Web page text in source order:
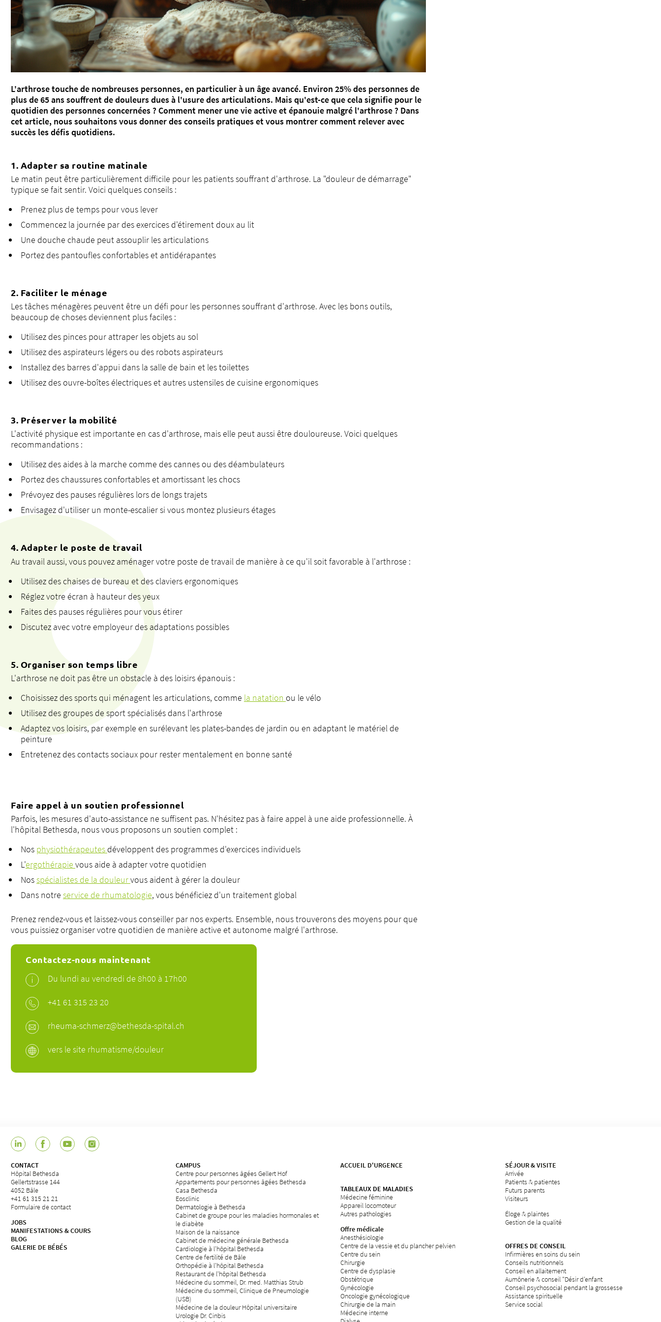
L'arthrose touche de nombreuses personnes, en particulier à un âge avancé. Environ 25% des personnes de
plus de 65 ans souffrent de douleurs dues à l'usure des articulations. Mais qu'est-ce que cela signifie pour le
quotidien des personnes concernées ? Comment mener une vie active et épanouie malgré l'arthrose ? Dans
cet article, nous souhaitons vous donner des conseils pratiques et vous montrer comment relever avec
succès les défis quotidiens.
1. Adapter sa routine matinale
Le matin peut être particulièrement difficile pour les patients souffrant d'arthrose. La "douleur de démarrage"
typique se fait sentir. Voici quelques conseils :
Prenez plus de temps pour vous lever
Commencez la journée par des exercices d'étirement doux au lit
Une douche chaude peut assouplir les articulations
Portez des pantoufles confortables et antidérapantes
2. Faciliter le ménage
Les tâches ménagères peuvent être un défi pour les personnes souffrant d'arthrose. Avec les bons outils,
beaucoup de choses deviennent plus faciles :
Utilisez des pinces pour attraper les objets au sol
Utilisez des aspirateurs légers ou des robots aspirateurs
Installez des barres d'appui dans la salle de bain et les toilettes
Utilisez des ouvre-boîtes électriques et autres ustensiles de cuisine ergonomiques
3. Préserver la mobilité
L'activité physique est importante en cas d'arthrose, mais elle peut aussi être douloureuse. Voici quelques
recommandations :
Utilisez des aides à la marche comme des cannes ou des déambulateurs
Portez des chaussures confortables et amortissant les chocs
Prévoyez des pauses régulières lors de longs trajets
Envisagez d'utiliser un monte-escalier si vous montez plusieurs étages
4. Adapter le poste de travail
Au travail aussi, vous pouvez aménager votre poste de travail de manière à ce qu'il soit favorable à l'arthrose :
Utilisez des chaises de bureau et des claviers ergonomiques
Réglez votre écran à hauteur des yeux
Faites des pauses régulières pour vous étirer
Discutez avec votre employeur des adaptations possibles
5. Organiser son temps libre
L'arthrose ne doit pas être un obstacle à des loisirs épanouis :
Choisissez des sports qui ménagent les articulations, comme la natation ou le vélo
Utilisez des groupes de sport spécialisés dans l'arthrose
Adaptez vos loisirs, par exemple en surélevant les plates-bandes de jardin ou en adaptant le matériel de
peinture
Entretenez des contacts sociaux pour rester mentalement en bonne santé
Faire appel à un soutien professionnel
Parfois, les mesures d'auto-assistance ne suffisent pas. N'hésitez pas à faire appel à une aide professionnelle. À
l'hôpital Bethesda, nous vous proposons un soutien complet :
Nos physiothérapeutes développent des programmes d'exercices individuels
L'ergothérapie vous aide à adapter votre quotidien
Nosspécialistes de la douleurvous aident à gérer la douleur
Dans notre service de rhumatologie, vous bénéficiez d'un traitement global
Prenez rendez-vous et laissez-vous conseiller par nos experts. Ensemble, nous trouverons des moyens pour que
vous puissiez organiser votre quotidien de manière active et autonome malgré l'arthrose.
Contactez-nous maintenant
Du lundi au vendredi de 8h00 à 17h00
+41 61 315 23 20
rheuma-schmerz@bethesda-spital.ch
vers le site rhumatisme/douleur
CONTACT
Hôpital Bethesda
Gellertstrasse 144
4052 Bâle
+41 61 315 21 21
Formulaire de contact
JOBS
MANIFESTATIONS & COURS
BLOG
GALERIE DE BÉBÉS
CAMPUS
Centre pour personnes âgées Gellert Hof
Appartements pour personnes âgées Bethesda
Casa Bethesda
Eosclinic
Dermatologie à Bethesda
Cabinet de groupe pour les maladies hormonales et
le diabète
Maison de la naissance
Cabinet de médecine générale Bethesda
Cardiologie à l'hôpital Bethesda
Centre de fertilité de Bâle
Orthopédie à l'hôpital Bethesda
Restaurant de l'hôpital Bethesda
Médecine du sommeil, Dr. med. Matthias Strub
Médecine du sommeil, Clinique de Pneumologie
(USB)
Médecine de la douleur Hôpital universitaire
Urologie Dr. Cinbis
ACCUEIL D'URGENCE
TABLEAUX DE MALADIES
Médecine féminine
Appareil locomoteur
Autres pathologies
Offre médicale
Anesthésiologie
Centre de la vessie et du plancher pelvien
Centre du sein
Chirurgie
Centre de dysplasie
Obstétrique
Gynécologie
Oncologie gynécologique
Chirurgie de la main
Médecine interne
SÉJOUR & VISITE
Arrivée
Patients & patientes
Futurs parents
Visiteurs
Éloge & plaintes
Gestion de la qualité
OFFRES DE CONSEIL
Infirmières en soins du sein
Conseils nutritionnels
Conseil en allaitement
Aumônerie & conseil "Désir d'enfant
Conseil psychosocial pendant la grossesse
Assistance spirituelle
Service social